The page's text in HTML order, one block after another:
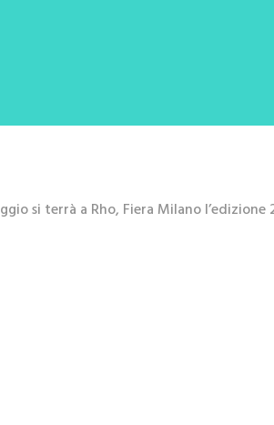
si terrà a Rho, Fiera Milano